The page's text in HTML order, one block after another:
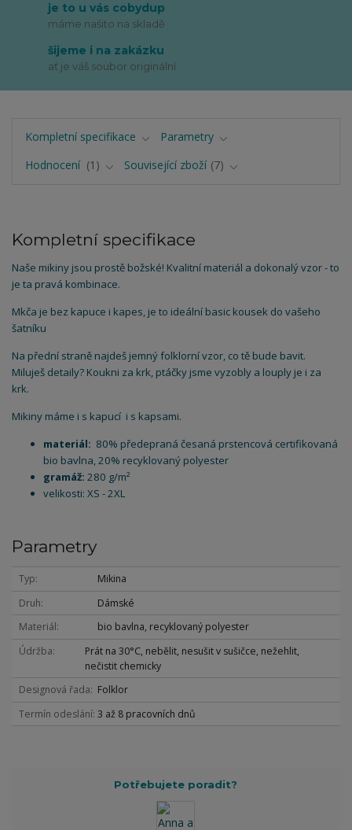
je to u vás cobydup
máme našito na skladě
šijeme i na zakázku
ať je váš soubor originální
Kompletní specifikace
Parametry
Hodnocení
1 Související zboží 7
Kompletní specifikace
Naše mikiny jsou prostě božské! Kvalitní materiál a dokonalý vzor - to
je ta pravá kombinace.
Mkča je bez kapuce i kapes, je to ideální basic kousek do vašeho
šatníku
Na přední straně najdeš jemný folklorní vzor, co tě bude bavit.
Miluješ detaily? Koukni za krk, ptáčky jsme vyzobly a louply je i za
krk.
Mikiny máme i s kapucí i s kapsami.
materiál: 80% předepraná česaná prstencová certifikovaná
bio bavlna, 20% recyklovaný polyester
gramáž: 280 g/m²
velikosti: XS - 2XL
Parametry
Typ
Mikina
Druh
Dámské
Materiál
bio bavlna, recyklovaný polyester
Údržba
Prát na 30°C, nebělit, nesušit v sušičce, nežehlit,
nečistit chemicky
Designová řada
Folklor
Termín odeslání 3 až 8 pracovních dnů
Potřebujete poradit?